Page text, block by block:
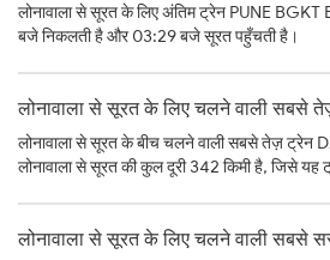
लोनावाला से सूरत के लिए अंतिम ट्रेन PUNE BGKT
बजे निकलती है और 03:29 बजे सूरत पहुँचती है।
लोनावाला से सूरत के लिए चलने वाली सबसे
लोनावाला से सूरत के बीच चलने वाली सबसे तेज़ ट्रेन
लोनावाला से सूरत की कुल दूरी 342 किमी है, जिसे
लोनावाला से सूरत के लिए चलने वाली सबसे